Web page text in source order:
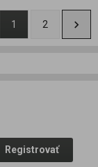
1 2
Registrovať